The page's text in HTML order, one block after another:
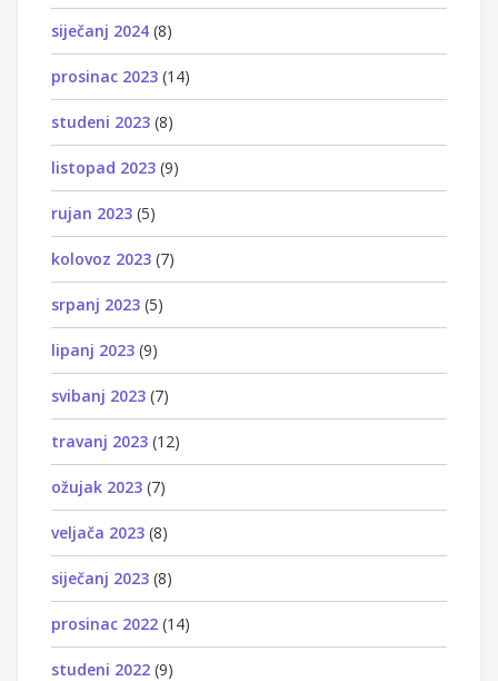
siječanj 2024 (8)
prosinac 2023 (14)
studeni 2023 (8)
listopad 2023 (9)
rujan 2023 (5)
kolovoz 2023 (7)
srpanj 2023 (5)
lipanj 2023 (9)
svibanj 2023 (7)
travanj 2023 (12)
ožujak 2023 (7)
veljača 2023 (8)
siječanj 2023 (8)
prosinac 2022 (14)
studeni 2022 (9)